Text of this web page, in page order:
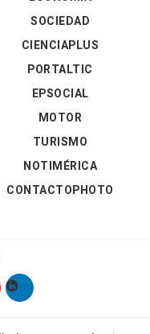
SOCIEDAD
CIENCIAPLUS
PORTALTIC
EPSOCIAL
MOTOR
TURISMO
NOTIMÉRICA
CONTACTOPHOTO